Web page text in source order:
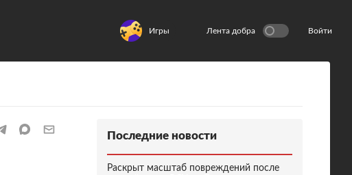
Игры Лента добра Войти
Последние новости
Раскрыт масштаб повреждений после